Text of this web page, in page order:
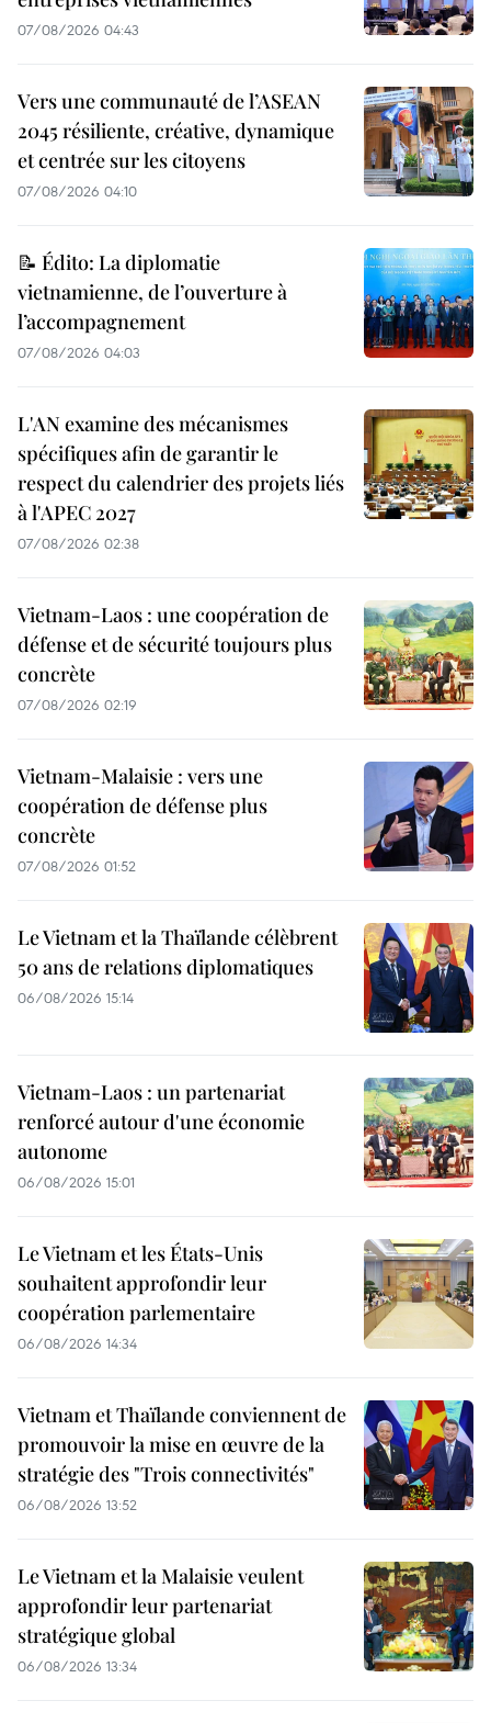
07/08/2026 04:43
Vers une communauté de l’ASEAN
2045 résiliente, créative, dynamique
et centrée sur les citoyens
07/08/2026 04:10
📝 Édito: La diplomatie
vietnamienne, de l’ouverture à
l’accompagnement
07/08/2026 04:03
L'AN examine des mécanismes
spécifiques afin de garantir le
respect du calendrier des projets liés
à l'APEC 2027
07/08/2026 02:38
Vietnam-Laos : une coopération de
défense et de sécurité toujours plus
concrète
07/08/2026 02:19
Vietnam-Malaisie : vers une
coopération de défense plus
concrète
07/08/2026 01:52
Le Vietnam et la Thaïlande célèbrent
50 ans de relations diplomatiques
06/08/2026 15:14
Vietnam-Laos : un partenariat
renforcé autour d'une économie
autonome
06/08/2026 15:01
Le Vietnam et les États-Unis
souhaitent approfondir leur
coopération parlementaire
06/08/2026 14:34
Vietnam et Thaïlande conviennent de
promouvoir la mise en œuvre de la
stratégie des "Trois connectivités"
06/08/2026 13:52
Le Vietnam et la Malaisie veulent
approfondir leur partenariat
stratégique global
06/08/2026 13:34